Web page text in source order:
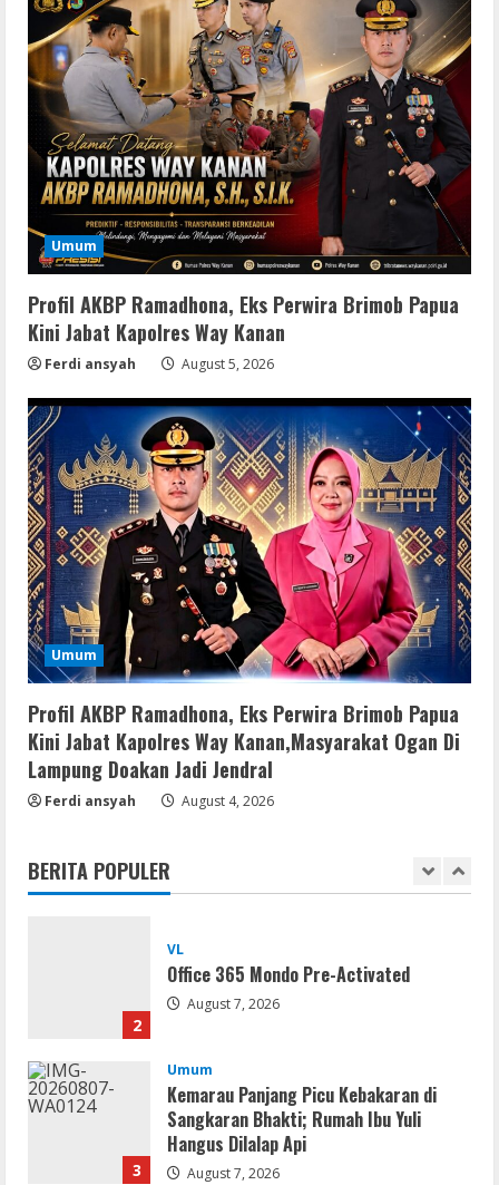
Umum
Profil AKBP Ramadhona, Eks Perwira Brimob Papua
Kini Jabat Kapolres Way Kanan
Ferdi ansyah August 5, 2026
Umum
Profil AKBP Ramadhona, Eks Perwira Brimob Papua
Kini Jabat Kapolres Way Kanan,Masyarakat Ogan Di
Lampung Doakan Jadi Jendral
Ferdi ansyah August 4, 2026
BERITA POPULER
2
VL
Office 365 Mondo Pre-Activated
August 7, 2026
3
Umum
Kemarau Panjang Picu Kebakaran di
Sangkaran Bhakti; Rumah Ibu Yuli
Hangus Dilalap Api
August 7, 2026
4
Serialers
Adobe Acrobat Pro 2021 Portable only
[100% Worked] [Windows] 2025
August 7, 2026
5
VL
Office 2021 Home & Student 64 bit ISO
August 7, 2026
1
Serialers
jv16 PowerTools Free[Activated]
2
VL
Office 365 Mondo Pre-Activated
August 7, 2026
3
Umum
Kemarau Panjang Picu Kebakaran di
Sangkaran Bhakti; Rumah Ibu Yuli
Hangus Dilalap Api
August 7, 2026